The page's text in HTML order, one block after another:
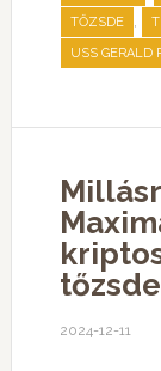
TŐZSDE ,
USS GERALD
2024-12-11